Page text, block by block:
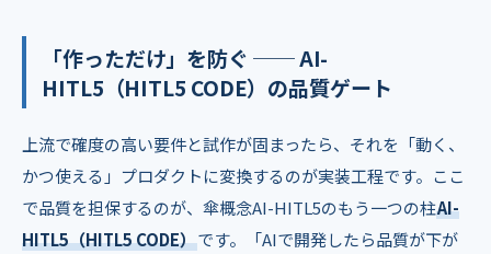
「作っただけ」を防ぐ ── AI-
HITL5（HITL5 CODE）の品質ゲート
上流で確度の高い要件と試作が固まったら、それを「動く、
かつ使える」プロダクトに変換するのが実装工程です。ここ
で品質を担保するのが、傘概念AI-HITL5のもう一つの柱AI-
HITL5（HITL5 CODE）です。「AIで開発したら品質が下が